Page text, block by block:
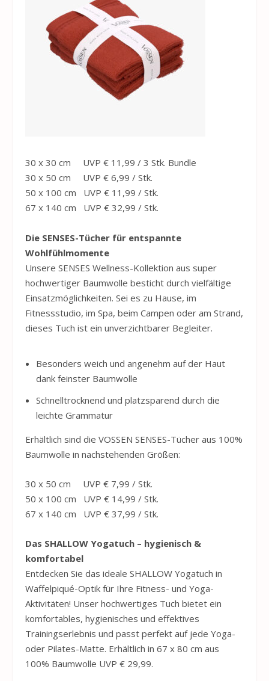
30 x 30 cm UVP € 11,99 / 3 Stk. Bundle
30 x 50 cm UVP € 6,99 / Stk.
50 x 100 cm UVP € 11,99 / Stk.
67 x 140 cm UVP € 32,99 / Stk.
Die SENSES-Tücher für entspannte
Wohlfühlmomente
Unsere SENSES Wellness-Kollektion aus super
hochwertiger Baumwolle besticht durch vielfältige
Einsatzmöglichkeiten. Sei es zu Hause, im
Fitnessstudio, im Spa, beim Campen oder am Strand,
dieses Tuch ist ein unverzichtbarer Begleiter.
Besonders weich und angenehm auf der Haut
dank feinster Baumwolle
Schnelltrocknend und platzsparend durch die
leichte Grammatur
Erhältlich sind dieVOSSEN SENSES-Tücher aus 100%
Baumwolle in nachstehenden Größen:
30 x 50 cm UVP € 7,99 / Stk.
50 x 100 cm UVP € 14,99 / Stk.
67 x 140 cm UVP € 37,99 / Stk.
Das SHALLOW Yogatuch – hygienisch &
komfortabel
Entdecken Sie das ideale SHALLOW Yogatuch in
Waffelpiqué-Optik für Ihre Fitness- und Yoga-
Aktivitäten! Unser hochwertiges Tuch bietet ein
komfortables, hygienisches und effektives
Trainingserlebnis und passt perfekt auf jede Yoga-
oder Pilates-Matte. Erhältlich in 67 x 80 cm aus
100% Baumwolle UVP € 29,99.